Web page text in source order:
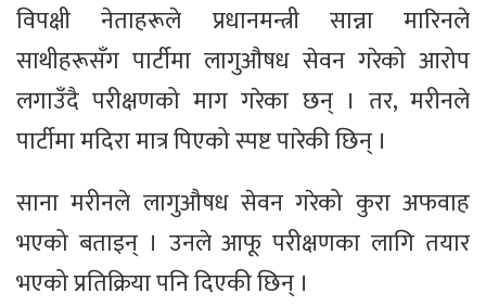
विपक्षी नेताहरूले प्रधानमन्त्री सान्ना मारिनले
साथीहरूसँग पार्टीमा लागुऔषध सेवन गरेको आरोप
लगाउँदै परीक्षणको माग गरेका छन् । तर, मरीनले
पार्टीमा मदिरा मात्र पिएको स्पष्ट पारेकी छिन् ।
साना मरीनले लागुऔषध सेवन गरेको कुरा अफवाह
भएको बताइन् । उनले आफू परीक्षणका लागि तयार
भएको प्रतिक्रिया पनि दिएकी छिन् ।